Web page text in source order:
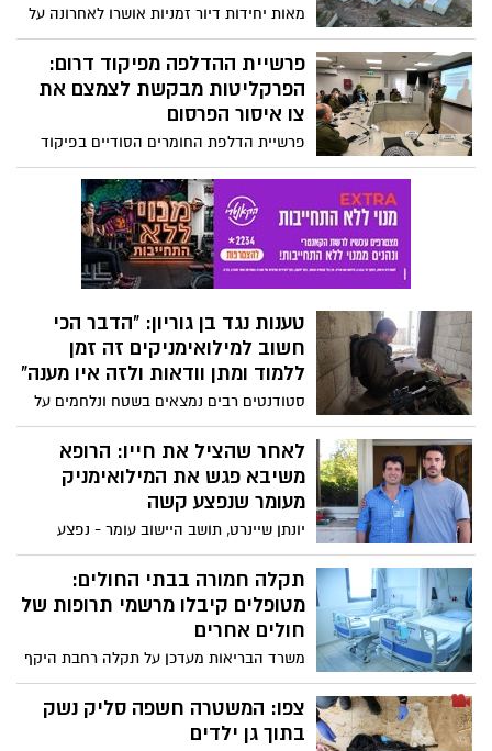
מאות יחידות דיור זמניות אושרו לאחרונה על
ידי רמ"י, להקמה בכל רחבי הנגב - וזאת
כחלק מתוכנית ליישוב זמני של תושבי עוטף
עזה
פרשיית ההדלפה מפיקוד דרום:
הפרקליטות מבקשת לצמצם את
צו איסור הפרסום
פרשיית הדלפת החומרים הסודיים בפיקוד
דרום מקבל הבוקר תפנית משמעותית, לאחר
שהפרקליטות הודיעה כי היא מבקשת לצמצם
את איסור הפרסום בעניין הנאשם שהתחזה
לקצין ונחשף למידע מסווג
טענות נגד בן גוריון: "הדבר הכי
חשוב למילואימניקים זה זמן
ללמוד ומתן וודאות ולזה איו מענה"
סטודנטים רבים נמצאים בשטח ונלחמים על
הבית, אך במקביל נאלצים להילחם בחזית
נוספת- "החזית האקדמית", כאשר הם
נאלצים להשלים הפיגור האקדמי שנוצר.
בפוסט נוקב שמפרסם אחד הלוחמים בחזית
הוא טוען כי הפתרונות שמציעה האוניברסיטה
אינם נוגעים בקשיים המרכזיים: מחסור בזמן
הלחימה תימשך זמן רב
לאחר שהציל את חייו: הרופא
משיבא פגש את המילואימניק
מעומר שנפצע קשה
יונתן שיינרט, תושב היישוב עומר - נפצע
באורח קשה בגבול הצפון מפגיעת טיל. הוא
פונה לנהריה על ידי הרופא הגדודי שהציל את
חייו ולאחר מכן גם דאג לו להמשך טיפול
מקיף. כעת הם נפגשו
תקלה חמורה בבתי החולים:
מטופלים קיבלו מרשמי תרופות של
חולים אחרים
משרד הבריאות מעדכן על תקלה רחבת היקף
במערכת המחשבים שמשרתת את בתי
החולים הממשלתיים ואת בתי החולים של
כללית. על פי ההערכות עשרות קיבלו מרשמי
צפו: המשטרה חשפה סליק נשק
בתוך גן ילדים